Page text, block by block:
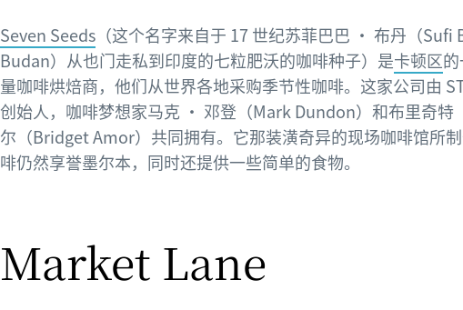
Seven Seeds （这个名字来自于 17 世纪苏菲巴巴 · 布丹（Sufi
Budan）从也门走私到印度的七粒肥沃的咖啡种子）是卡顿区
量咖啡烘焙商，他们从世界各地采购季节性咖啡。这家公司由
创始人，咖啡梦想家马克 · 邓登（Mark Dundon）和布里奇特
尔（Bridget Amor）共同拥有。它那装潢奇异的现场咖啡馆所
啡仍然享誉墨尔本，同时还提供一些简单的食物。
Market Lane